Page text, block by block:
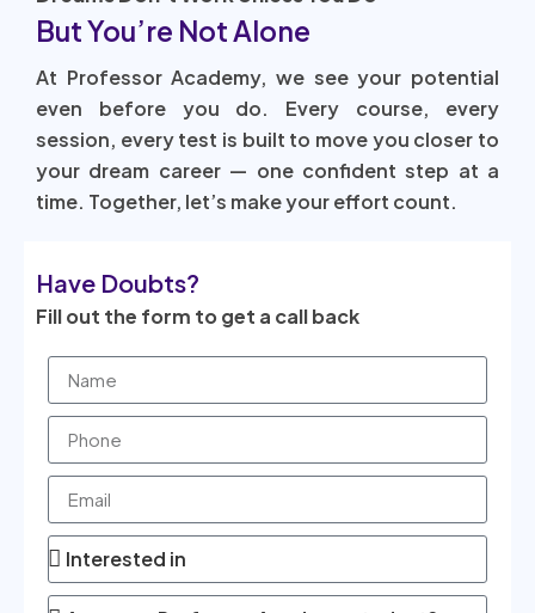
But You’re Not Alone
At Professor Academy, we see your potential
even before you do. Every course, every
session, every test is built to move you closer to
your dream career — one confident step at a
time. Together, let’s make your effort count.
Have Doubts?
Fill out the form to get a call back